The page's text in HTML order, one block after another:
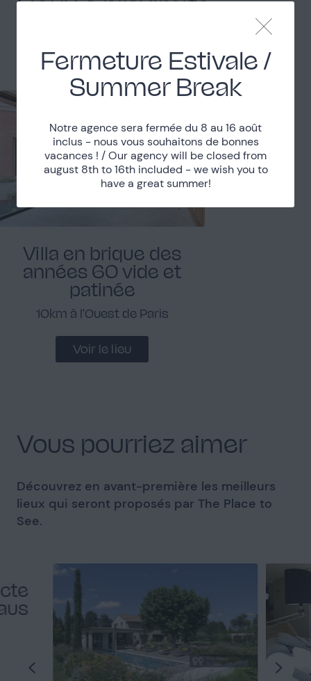
Découvrez les autres lieux proches
Villa en brique des
années 60 vide et
patinée
10km à l'Ouest de Paris
Voir le lieu
Vous pourriez aimer
Découvrez en avant-première les meilleurs
lieux qui seront proposés par The Place to
See.
Fermeture Estivale /
Summer Break
Notre agence sera fermée du 8 au 16 août
inclus - nous vous souhaitons de bonnes
vacances ! / Our agency will be closed from
august 8th to 16th included - we wish you to
have a great summer!